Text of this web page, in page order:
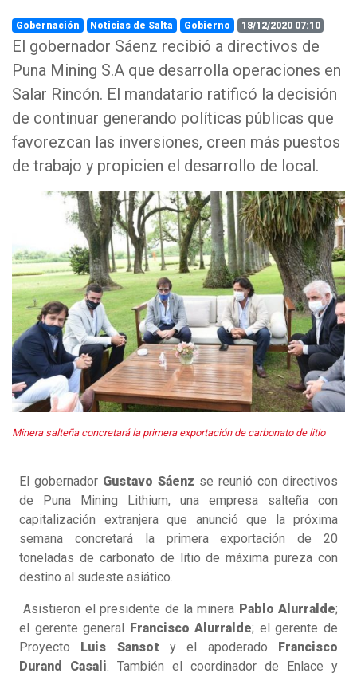
Gobernación Noticias de Salta Gobierno 18/12/2020 07:10
El gobernador Sáenz recibió a directivos de
Puna Mining S.A que desarrolla operaciones en
Salar Rincón. El mandatario ratificó la decisión
de continuar generando políticas públicas que
favorezcan las inversiones, creen más puestos
de trabajo y propicien el desarrollo de local.
Minera salteña concretará la primera exportación de carbonato de litio
El gobernador Gustavo Sáenz se reunió con directivos
de Puna Mining Lithium, una empresa salteña con
capitalización extranjera que anunció que la próxima
semana concretará la primera exportación de 20
toneladas de carbonato de litio de máxima pureza con
destino al sudeste asiático.
Asistieron el presidente de la minera Pablo Alurralde;
el gerente general
Francisco Alurralde; el gerente de
Proyecto
Luis Sansot y el apoderado
Francisco
Durand Casali. También el coordinador de Enlace y